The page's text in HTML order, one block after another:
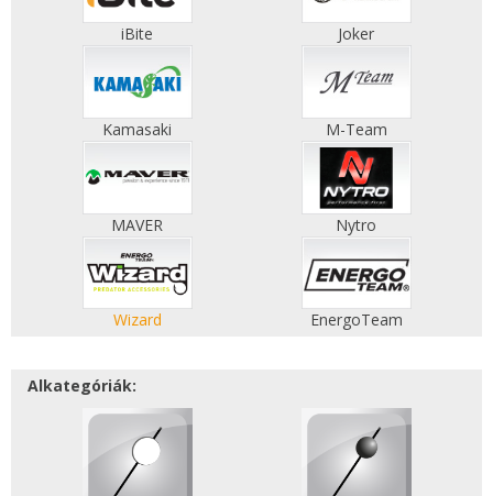
iBite Joker
Kamasaki M-Team
MAVER Nytro
Wizard EnergoTeam
Alkategóriák: